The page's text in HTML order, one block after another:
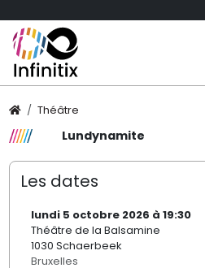
Théâtre
Lundynamite
Les dates
lundi 5 octobre 2026 à 19:30
Théâtre de la Balsamine
1030 Schaerbeek
Bruxelles